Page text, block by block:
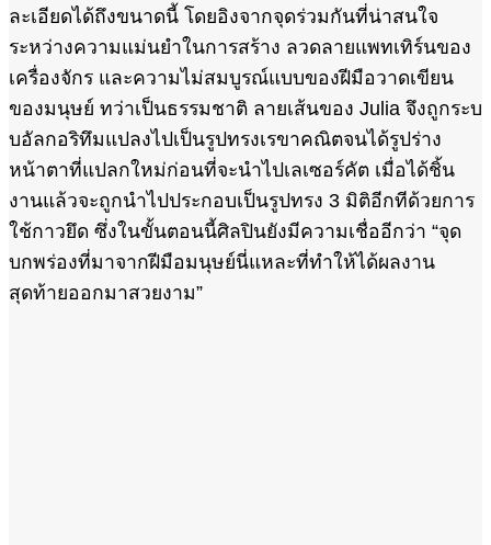
ละเอียดได้ถึงขนาดนี้ โดยอิงจากจุดร่วมกันที่น่าสนใจ
ระหว่างความแม่นยำในการสร้าง ลวดลายแพทเทิร์นของ
เครื่องจักร และความไม่สมบูรณ์แบบของฝีมือวาดเขียน
ของมนุษย์ ทว่าเป็นธรรมชาติ ลายเส้นของ Julia จึงถูกระบ
บอัลกอริทึมแปลงไปเป็นรูปทรงเรขาคณิตจนได้รูปร่าง
หน้าตาที่แปลกใหม่ก่อนที่จะนำไปเลเซอร์คัต เมื่อได้ชิ้น
งานแล้วจะถูกนำไปประกอบเป็นรูปทรง 3 มิติอีกทีด้วยการ
ใช้กาวยึด ซึ่งในขั้นตอนนี้ศิลปินยังมีความเชื่ออีกว่า “จุด
บกพร่องที่มาจากฝีมือมนุษย์นี่แหละที่ทำให้ได้ผลงาน
สุดท้ายออกมาสวยงาม”